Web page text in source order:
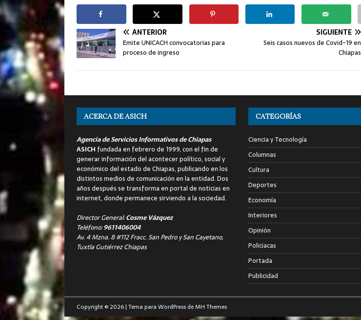
ANTERIOR
Emite UNICACH convocatorias para
proceso de ingreso
SIGUIENTE
Seis casos nuevos de Covid-19 en
Chiapas
ACERCA DE ASICH
Agencia de Servicios Informativos de Chiapas
ASICH fundada en febrero de 1999, con el fin de
generar información del acontecer político, social y
económico del estado de Chiapas, publicando en los
distintos medios de comunicación en la entidad. Dos
años después se transforma en portal de noticias en
internet, donde permanece sirviendo a la sociedad.
Director General:Cosme Vázquez
Teléfono:9611406004
Av. 4 Mzna. 8 #112 Fracc. San Pedro y San Cayetano,
Tuxtla Gutiérrez Chiapas
CATEGORÍAS
Ciencia y Tecnología
Columnas
Cultura
Deportes
Economía
Interiores
Opinión
Policiacas
Portada
Publicidad
Copyright © 2026 | Tema para WordPress deMH Themes